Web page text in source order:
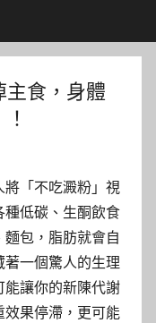
主食，身體
將「不吃澱粉」視
種低碳、生酮飲食
包，脂肪就會自
一個驚人的生理
能讓你的新陳代謝
效果停滯，更可能